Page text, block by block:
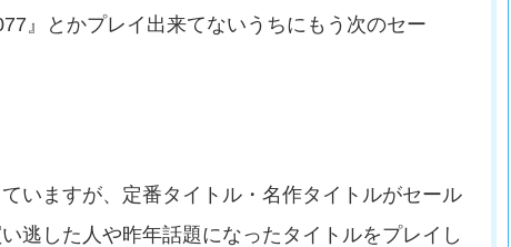
』とかプレイ出来てないうちにもう次のセー
いますが、定番タイトル・名作タイトルがセール
逃した人や昨年話題になったタイトルをプレイし